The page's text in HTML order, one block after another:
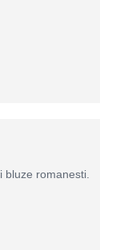
romanesti.